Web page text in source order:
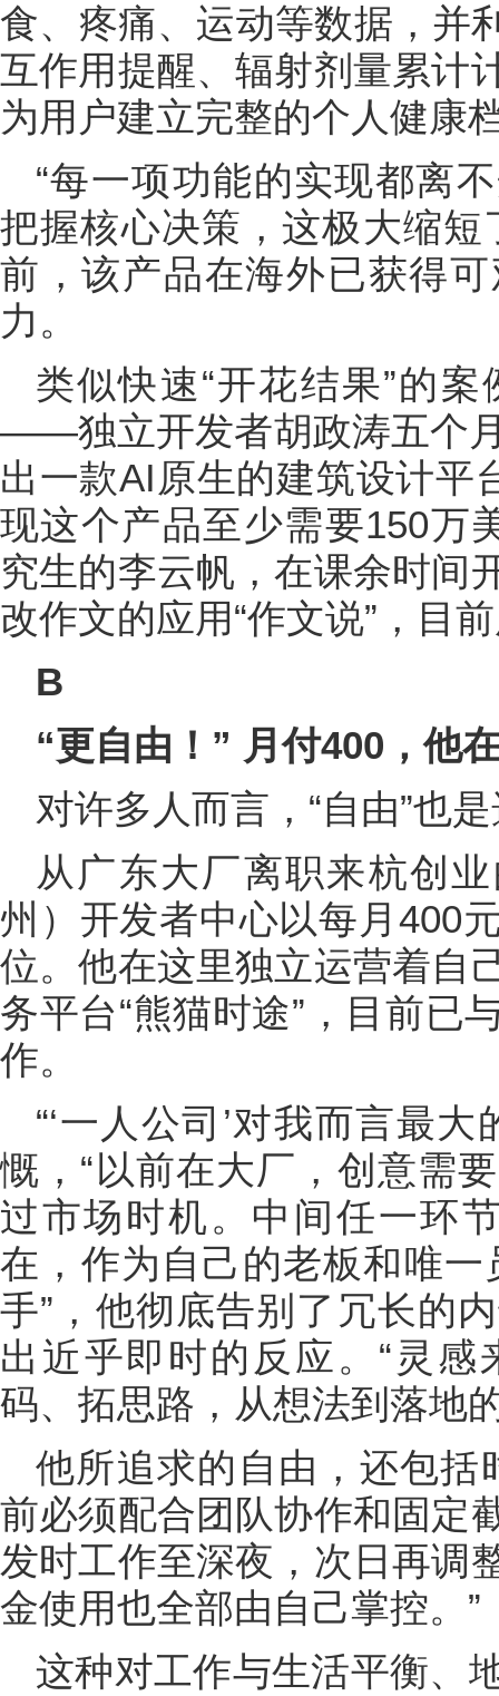
食、疼痛、运动等数据，并
互作用提醒、辐射剂量累计
为用户建立完整的个人健康
“每一项功能的实现都离
把握核心决策，这极大缩短
前，该产品在海外已获得
力。
类似快速“开花结果”的
——独立开发者胡政涛五个
出一款AI原生的建筑设计平
现这个产品至少需要150万
究生的李云帆，在课余时间
改作文的应用“作文说”，目
B
“更自由！” 月付400，他
对许多人而言，“自由”也
从广东大厂离职来杭创
州）开发者中心以每月400
位。他在这里独立运营着自
务平台“熊猫时途”，目前已
作。
“‘一人公司’对我而言最
慨，“以前在大厂，创意需
过市场时机。中间任一环
在，作为自己的老板和唯
手”，他彻底告别了冗长的
出近乎即时的反应。“灵
码、拓思路，从想法到落地
他所追求的自由，还包括
前必须配合团队协作和固定
发时工作至深夜，次日再调
金使用也全部由自己掌控。”
这种对工作与生活平衡、